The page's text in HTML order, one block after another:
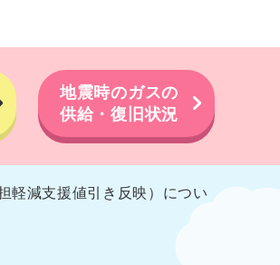
地震時のガスの
供給・復旧状況
軽減支援値引き反映）につい